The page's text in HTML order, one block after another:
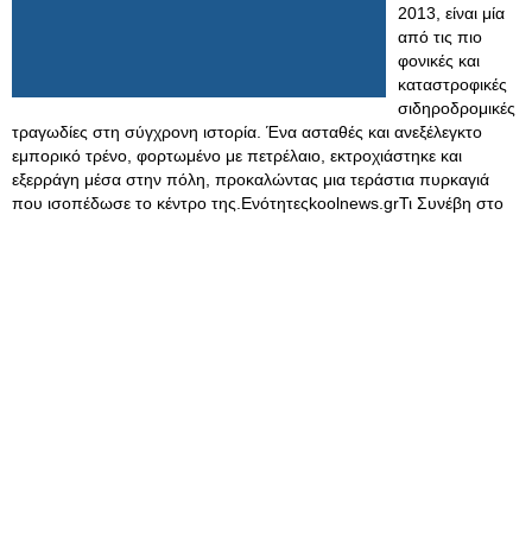
2013, είναι μία
από τις πιο
φονικές και
καταστροφικές
σιδηροδρομικές
τραγωδίες στη σύγχρονη ιστορία. Ένα ασταθές και ανεξέλεγκτο
εμπορικό τρένο, φορτωμένο με πετρέλαιο, εκτροχιάστηκε και
εξερράγη μέσα στην πόλη, προκαλώντας μια τεράστια πυρκαγιά
που ισοπέδωσε το κέντρο της.Ενότητεςkoolnews.grΤι Συνέβη στο